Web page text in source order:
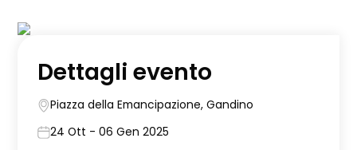
Dettagli evento
Piazza della Emancipazione, Gandino
24 Ott - 06 Gen 2025